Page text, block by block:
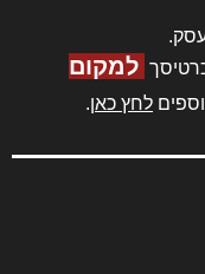
למקום
לחץ כאן.